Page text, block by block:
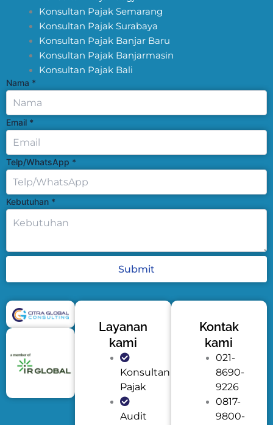
Konsultan Pajak Semarang
Konsultan Pajak Surabaya
Konsultan Pajak Banjar Baru
Konsultan Pajak Banjarmasin
Konsultan Pajak Bali
Nama *
Email *
Telp/WhatsApp *
Kebutuhan *
Submit
Layanan
kami
Konsultan
Pajak
Audit
Kontak
kami
021-
8690-
9226
0817-
9800-